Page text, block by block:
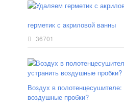
герметик с акриловой ванны
36701
Воздух в полотенцесушителе:
воздушные пробки?